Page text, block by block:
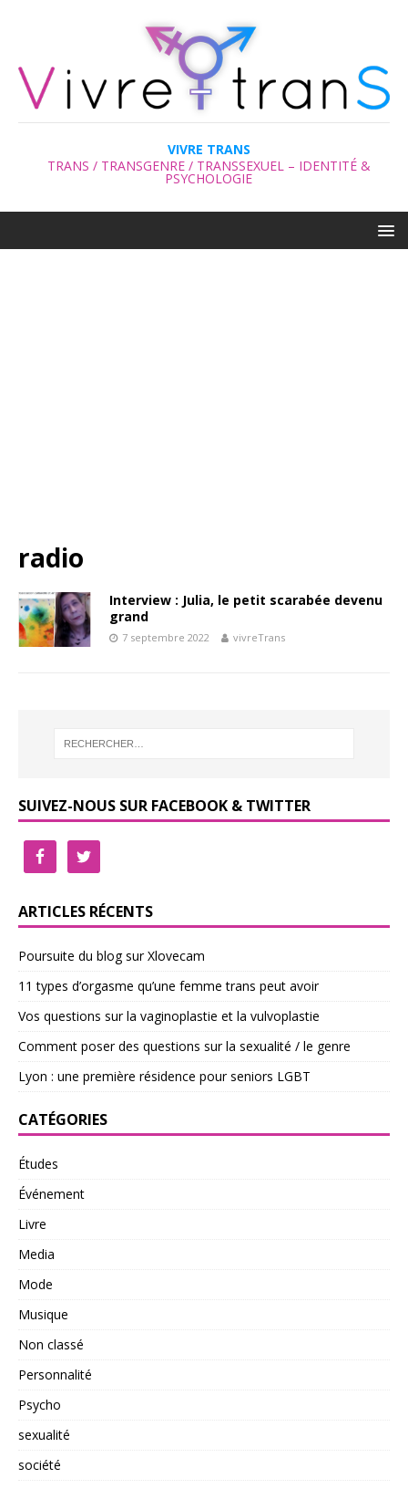
VIVRE TRANS
TRANS / TRANSGENRE / TRANSSEXUEL – IDENTITÉ &
PSYCHOLOGIE
radio
Interview : Julia, le petit scarabée devenu
grand
7 septembre 2022 vivreTrans
SUIVEZ-NOUS SUR FACEBOOK & TWITTER
ARTICLES RÉCENTS
Poursuite du blog sur Xlovecam
11 types d’orgasme qu’une femme trans peut avoir
Vos questions sur la vaginoplastie et la vulvoplastie
Comment poser des questions sur la sexualité / le genre
Lyon : une première résidence pour seniors LGBT
CATÉGORIES
Études
Événement
Livre
Media
Mode
Musique
Non classé
Personnalité
Psycho
sexualité
société